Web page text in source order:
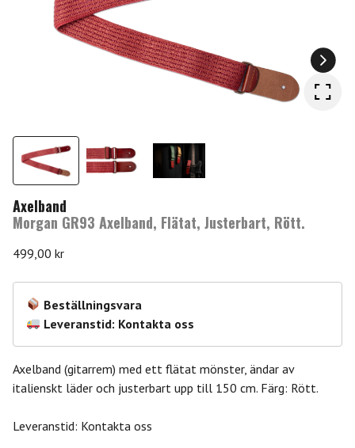
Axelband
Morgan GR93 Axelband, Flätat, Justerbart, Rött.
499,00 kr
Beställningsvara
Leveranstid: Kontakta oss
Axelband (gitarrem) med ett flätat mönster, ändar av
italienskt läder och justerbart upp till 150 cm. Färg: Rött.
Leveranstid: Kontakta oss